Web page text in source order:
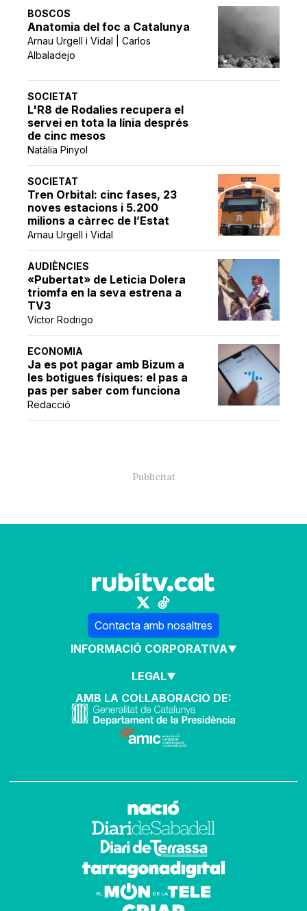
BOSCOS
Anatomia del foc a Catalunya
Arnau Urgell i Vidal | Carlos
Albaladejo
SOCIETAT
L'R8 de Rodalies recupera el
servei en tota la línia després
de cinc mesos
Natàlia Pinyol
SOCIETAT
Tren Orbital: cinc fases, 23
noves estacions i 5.200
milions a càrrec de l’Estat
Arnau Urgell i Vidal
AUDIÈNCIES
«Pubertat» de Leticia Dolera
triomfa en la seva estrena a
TV3
Víctor Rodrigo
ECONOMIA
Ja es pot pagar amb Bizum a
les botigues físiques: el pas a
pas per saber com funciona
Redacció
Contacta amb nosaltres
INFORMACIÓ CORPORATIVA
LEGAL
AMB LA COL·LABORACIÓ DE: